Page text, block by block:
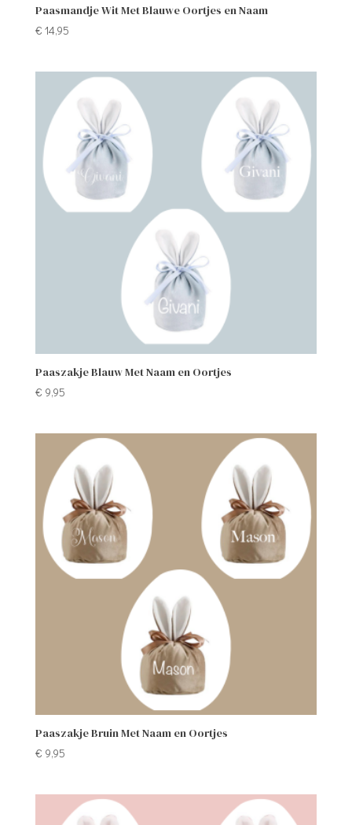
Paasmandje Wit Met Blauwe Oortjes en Naam
€ 14,95
Paaszakje Blauw Met Naam en Oortjes
€ 9,95
Paaszakje Bruin Met Naam en Oortjes
€ 9,95